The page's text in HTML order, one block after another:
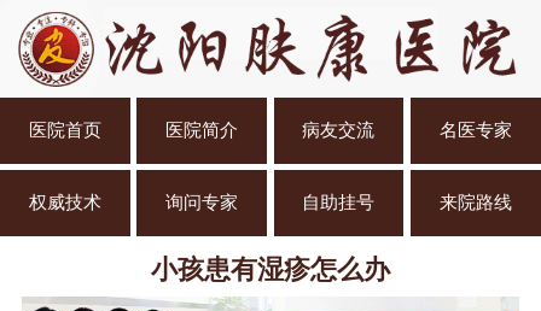
医院首页 医院简介 病友交流 名医专家
权威技术 询问专家 自助挂号 来院路线
小孩患有湿疹怎么办